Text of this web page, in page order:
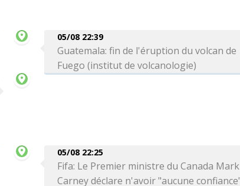
05/08 22:39
Guatemala: fin de l'éruption du volcan de
Fuego (institut de volcanologie)
05/08 22:25
Fifa: Le Premier ministre du Canada Mark
Carney déclare n'avoir "aucune